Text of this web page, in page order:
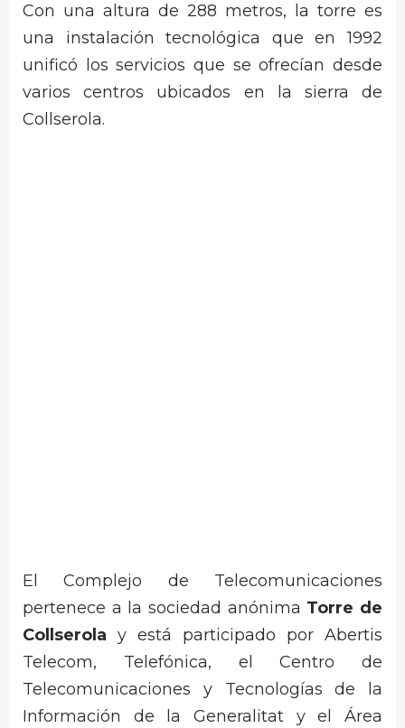
Con una altura de 288 metros, la torre es
una instalación tecnológica que en 1992
unificó los servicios que se ofrecían desde
varios centros ubicados en la sierra de
Collserola.
El Complejo de Telecomunicaciones
pertenece a la sociedad anónima Torre de
Collserola y está participado por Abertis
Telecom, Telefónica, el Centro de
Telecomunicaciones y Tecnologías de la
Información de la Generalitat y el Área